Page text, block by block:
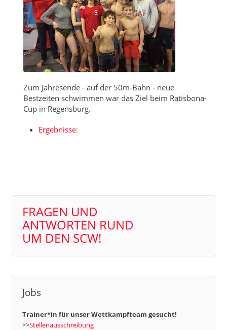
Zum Jahresende - auf der 50m-Bahn - neue
Bestzeiten schwimmen war das Ziel beim Ratisbona-
Cup in Regensburg.
Ergebnisse:
FRAGEN UND
ANTWORTEN RUND
UM DEN SCW!
Jobs
Trainer*in für unser Wettkampfteam gesucht!
>>Stellenausschreibung